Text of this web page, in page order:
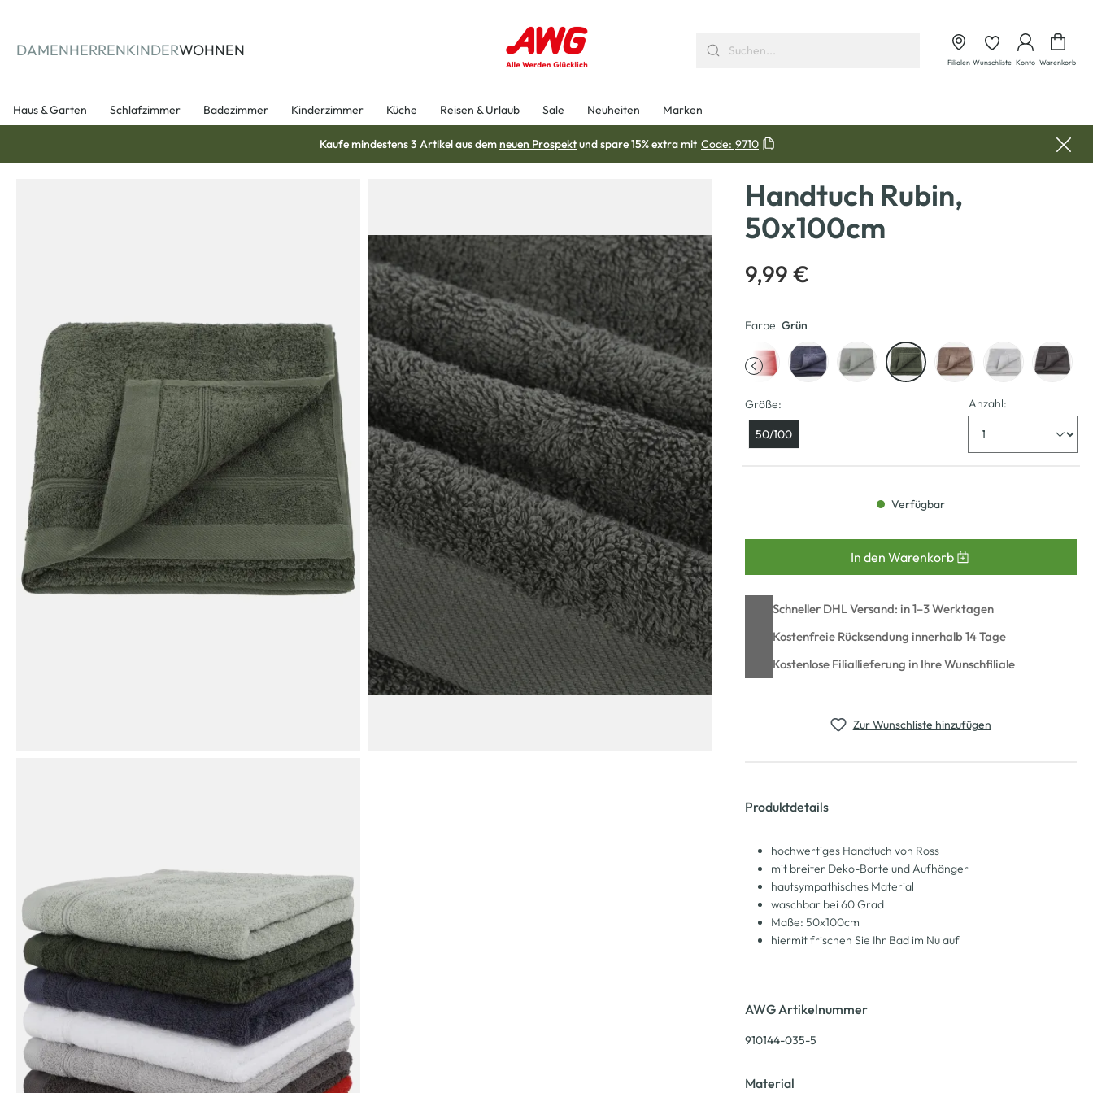
DAMENHERRENKINDERWOHNEN
Filialen Wunschliste Konto Warenkorb
Haus & Garten Schlafzimmer Badezimmer Kinderzimmer Küche Reisen & Urlaub Sale Neuheiten Marken
Kaufe mindestens 3 Artikel aus demneuen Prospektund spare 15% extra mit Code: 9710
Handtuch Rubin,
50x100cm
9,99 €
Farbe Grün
Größe:
50/100
Anzahl:
Verfügbar
In den Warenkorb
Schneller DHL Versand: in 1–3 Werktagen
Kostenfreie Rücksendung innerhalb 14 Tage
Kostenlose Filiallieferung in Ihre Wunschfiliale
Zur Wunschliste hinzufügen
Produktdetails
hochwertiges Handtuch von Ross
mit breiter Deko-Borte und Aufhänger
hautsympathisches Material
waschbar bei 60 Grad
Maße: 50x100cm
hiermit frischen Sie Ihr Bad im Nu auf
AWG Artikelnummer
910144-035-5
Material